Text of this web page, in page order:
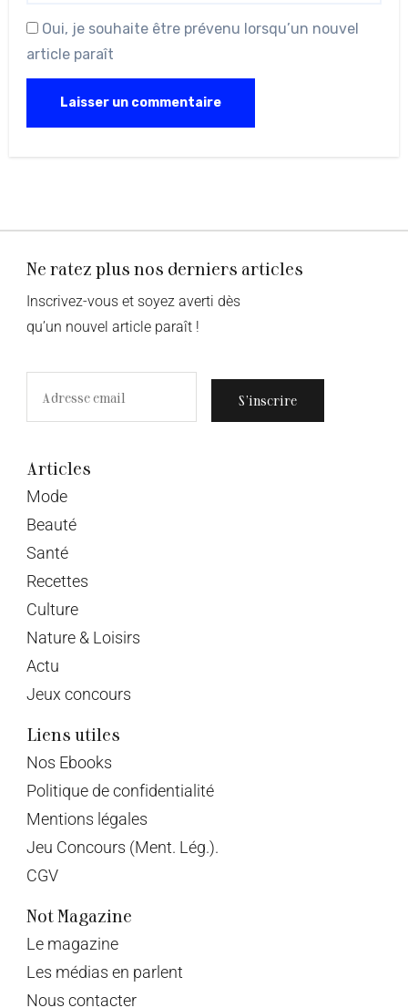
Oui, je souhaite être prévenu lorsqu’un nouvel
article paraît
Ne ratez plus nos derniers articles
Inscrivez-vous et soyez averti dès
qu’un nouvel article paraît !
S’inscrire
Articles
Mode
Beauté
Santé
Recettes
Culture
Nature & Loisirs
Actu
Jeux concours
Liens utiles
Nos Ebooks
Politique de confidentialité
Mentions légales
Jeu Concours (Ment. Lég.).
CGV
Not Magazine
Le magazine
Les médias en parlent
Nous contacter